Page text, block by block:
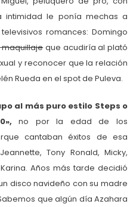
intimidad le ponía mechas a
romances: Domingo
que acudiría al plató
y reconocer que la relación
Rueda en el spot de Puleva.
al más puro estilo Steps o
no por la edad de los
cantaban éxitos de esa
Tony Ronald, Micky,
Años más tarde decidió
disco navideño con su madre
que algún día Azahara